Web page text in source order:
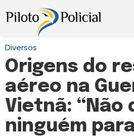
Diversos
Origens do
aéreo na
Vietnã: “Não
ninguém